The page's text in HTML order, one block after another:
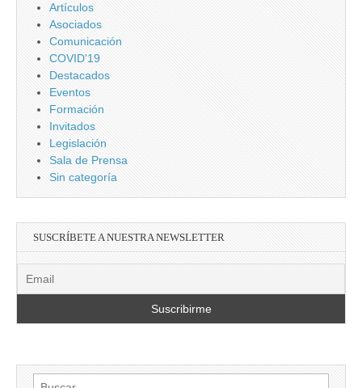
Artículos
Asociados
Comunicación
COVID'19
Destacados
Eventos
Formación
Invitados
Legislación
Sala de Prensa
Sin categoría
SUSCRÍBETE A NUESTRA NEWSLETTER
Buscar: